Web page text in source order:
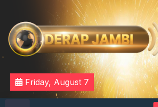
content
DERAPJAMBI
Friday, August 7